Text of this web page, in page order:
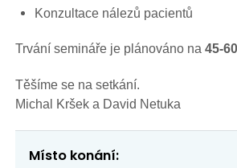
Konzultace nálezů pacientů
Trvání semináře je plánováno na 45-
Těšíme se na setkání.
Michal Kršek a David Netuka
Místo konání: